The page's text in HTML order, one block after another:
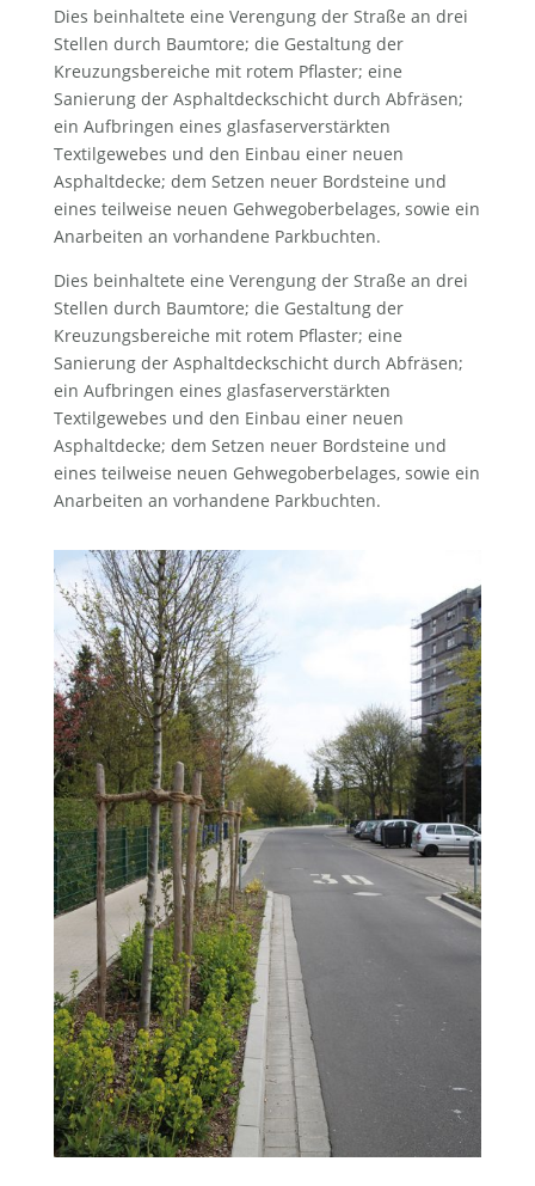
Dies beinhaltete eine Verengung der Straße an drei
Stellen durch Baumtore; die Gestaltung der
Kreuzungsbereiche mit rotem Pflaster; eine
Sanierung der Asphaltdeckschicht durch Abfräsen;
ein Aufbringen eines glasfaserverstärkten
Textilgewebes und den Einbau einer neuen
Asphaltdecke; dem Setzen neuer Bordsteine und
eines teilweise neuen Gehwegoberbelages, sowie ein
Anarbeiten an vorhandene Parkbuchten.
Dies beinhaltete eine Verengung der Straße an drei
Stellen durch Baumtore; die Gestaltung der
Kreuzungsbereiche mit rotem Pflaster; eine
Sanierung der Asphaltdeckschicht durch Abfräsen;
ein Aufbringen eines glasfaserverstärkten
Textilgewebes und den Einbau einer neuen
Asphaltdecke; dem Setzen neuer Bordsteine und
eines teilweise neuen Gehwegoberbelages, sowie ein
Anarbeiten an vorhandene Parkbuchten.